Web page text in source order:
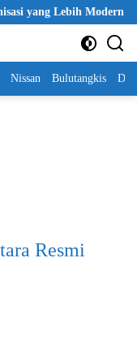
Lebih Modern
Nissan Bulutangkis
Resmi